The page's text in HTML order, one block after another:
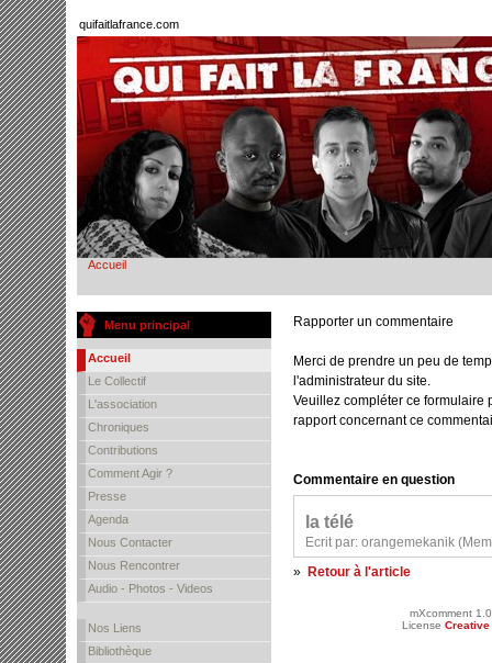
quifaitlafrance.com
Accueil
Menu principal
Accueil
Le Collectif
L'association
Chroniques
Contributions
Comment Agir ?
Presse
Agenda
Nous Contacter
Nous Rencontrer
Audio - Photos - Videos
Nos Liens
Bibliothèque
Rapporter un commentaire
Merci de prendre un peu de
l'administrateur du site.
Veuillez compléter ce formulaire
rapport concernant ce
Commentaire en question
la télé
Ecrit par: orangemekanik
» Retour à l'article
mXcomment
License Creative